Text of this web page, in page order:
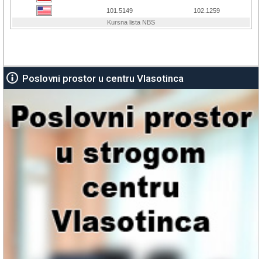
Poslovni prostor u centru Vlasotinca